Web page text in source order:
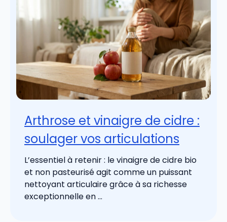
Arthrose et vinaigre de cidre :
soulager vos articulations
L’essentiel à retenir : le vinaigre de cidre bio
et non pasteurisé agit comme un puissant
nettoyant articulaire grâce à sa richesse
exceptionnelle en ...